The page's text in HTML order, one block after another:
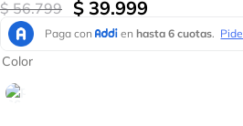
$ 56.799 $ 39.999
Color